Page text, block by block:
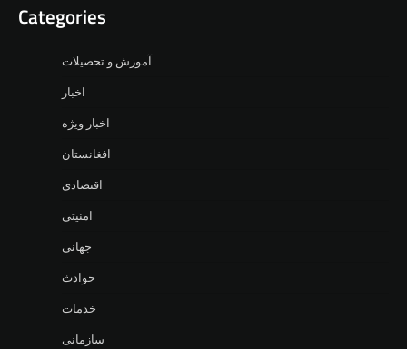
Categories
آموزش و تحصیلات
اخبار
اخبار ویژه
افغانستان
اقتصادی
امنیتی
جهانی
حوادث
خدمات
سازمانی